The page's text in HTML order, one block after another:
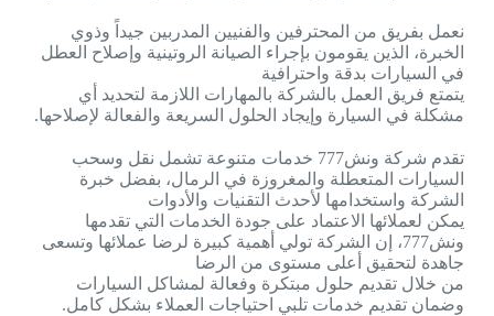
نعمل بفريق من المحترفين والفنيين المدربين جيداً وذوي
الخبرة، الذين يقومون بإجراء الصيانة الروتينية وإصلاح العطل
في السيارات بدقة واحترافية
يتمتع فريق العمل بالشركة بالمهارات اللازمة لتحديد أي
مشكلة في السيارة وإيجاد الحلول السريعة والفعالة لإصلاحها.
تقدم شركة ونش777 خدمات متنوعة تشمل نقل وسحب
السيارات المتعطلة والمغروزة في الرمال، بفضل خبرة
الشركة واستخدامها لأحدث التقنيات والأدوات
يمكن لعملائها الاعتماد على جودة الخدمات التي تقدمها
ونش777، إن الشركة تولي أهمية كبيرة لرضا عملائها وتسعى
جاهدة لتحقيق أعلى مستوى من الرضا
من خلال تقديم حلول مبتكرة وفعالة لمشاكل السيارات
وضمان تقديم خدمات تلبي احتياجات العملاء بشكل كامل.